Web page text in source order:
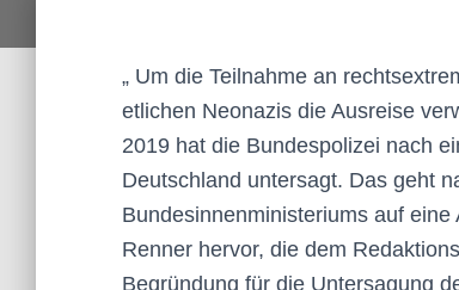
„ Um die Teilnahme an
etlichen Neonazis die Ausreise
2019 hat die Bundespolizei nach
Deutschland untersagt. Das geht
Bundesinnenministeriums auf
Renner hervor, die dem
Begründung für die Untersagung